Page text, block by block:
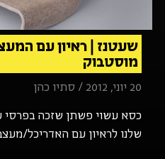
שעטנז | ראיון עם
מוסטבוק
20 יוני, 2012 / סתיו כהן
כסא עשוי פשתן שזכה בפרסי
שלנו לראיון עם האדריכל/